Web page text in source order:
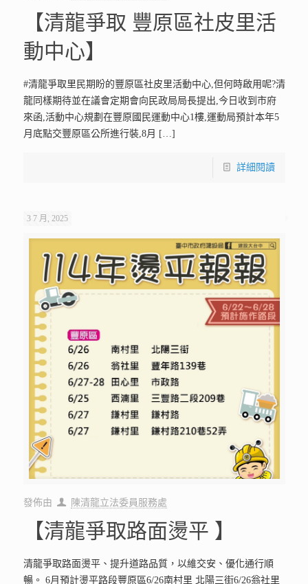
【清龍爭取 豐原區社皮里活
動中心】
#清龍爭取里民期盼的豐原區社皮里活動中心,但何時啟用呢?清
龍同樣期待並在議會定期會向民政局局長提出,今日收到市府
來函,活動中心規劃在豐原國民運動中心1樓,運動局預計本年5
月底點交豐原區公所進行裝,8月 […]
詳細閱讀
3 7 月, 2025
發佈由 陳清龍立法委員服務處
【清龍爭取路面燙平 】
清龍爭取路面燙平、提升道路品質，以維交安、優化通行順
暢。 6月預計燙平路段豐原區6/26南村里 北陽三街6/26翁社里